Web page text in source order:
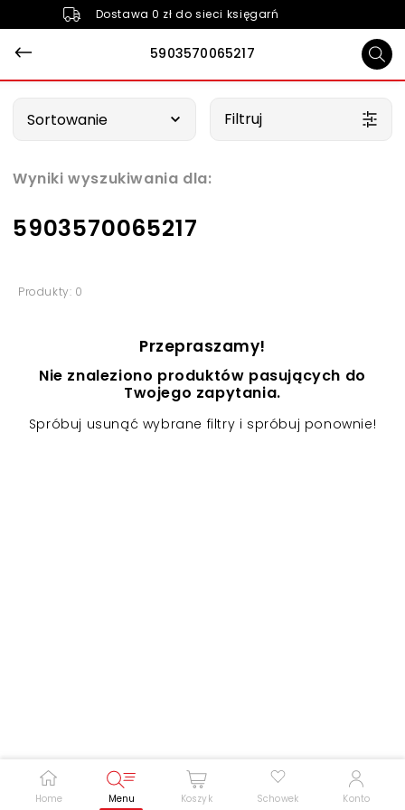
Dostawa 0 zł do sieci księgarń
5903570065217
Home Menu Koszyk Schowek Konto
Wyniki wyszukiwania dla:
5903570065217
Sortowanie Filtruj
Produkty: 0
Przepraszamy!
Nie znaleziono produktów pasujących do
Twojego zapytania.
Spróbuj usunąć wybrane filtry i spróbuj ponownie!
Podkreślenie linków